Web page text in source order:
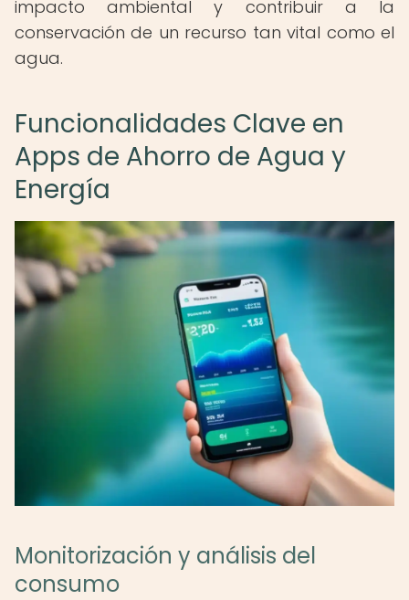
impacto ambiental y contribuir a la
conservación de un recurso tan vital como el
agua.
Funcionalidades Clave en
Apps de Ahorro de Agua y
Energía
Monitorización y análisis del
consumo